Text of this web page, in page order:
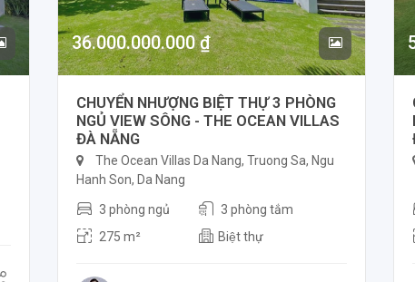
36.000.000.000 ₫
CHUYỂN NHƯỢNG BIỆT THỰ 3 PHÒNG
NGỦ VIEW SÔNG - THE OCEAN VILLAS
ĐÀ NẴNG
The Ocean Villas Da Nang, Truong Sa, Ngu
Hanh Son, Da Nang
3 phòng ngủ
3 phòng tắm
275 m²
Biệt thự